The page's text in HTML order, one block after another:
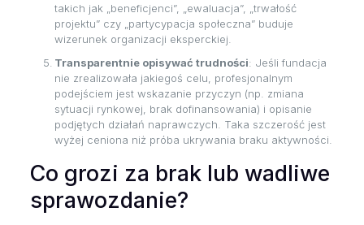
takich jak „beneficjenci”, „ewaluacja”, „trwałość
projektu” czy „partycypacja społeczna” buduje
wizerunek organizacji eksperckiej.
Transparentnie opisywać trudności: Jeśli fundacja
nie zrealizowała jakiegoś celu, profesjonalnym
podejściem jest wskazanie przyczyn (np. zmiana
sytuacji rynkowej, brak dofinansowania) i opisanie
podjętych działań naprawczych. Taka szczerość jest
wyżej ceniona niż próba ukrywania braku aktywności.
Co grozi za brak lub wadliwe
sprawozdanie?